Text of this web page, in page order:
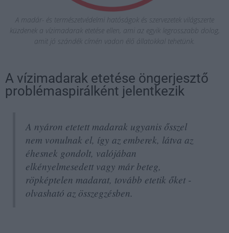
A madár- és természetvédelmi hatóságok és szervezetek világszerte
küzdenek a vízimadarak etetése ellen, ami az egyik legrosszabb dolog,
amit jó szándék címén vadon élő állatokkal tehetünk.
A vízimadarak etetése öngerjesztő
problémaspirálként jelentkezik
A nyáron etetett madarak ugyanis ősszel
nem vonulnak el, így az emberek, látva az
éhesnek gondolt, valójában
elkényelmesedett vagy már beteg,
röpképtelen madarat, tovább etetik őket -
olvasható az összegzésben.